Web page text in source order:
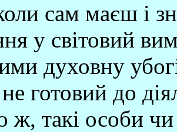
сам маєш і
у світовий
духовну
готовий до
ж, такі особи